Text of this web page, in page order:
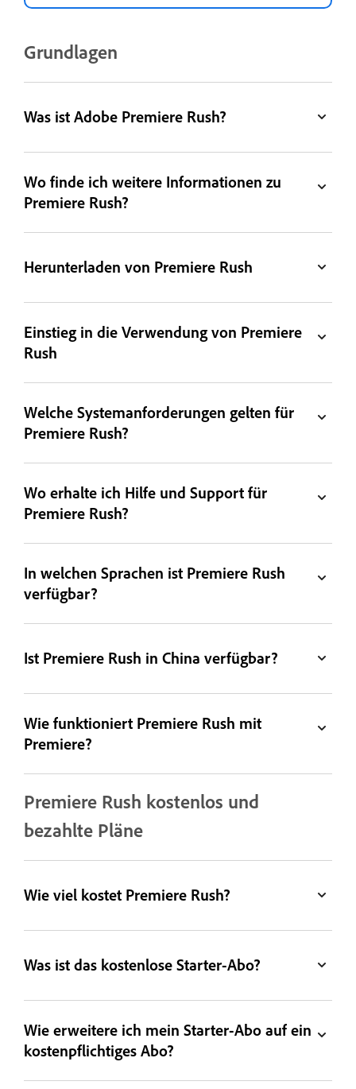
Grundlagen
Was ist Adobe Premiere Rush?
Wo finde ich weitere Informationen zu
Premiere Rush?
Herunterladen von Premiere Rush
Einstieg in die Verwendung von Premiere
Rush
Welche Systemanforderungen gelten für
Premiere Rush?
Wo erhalte ich Hilfe und Support für
Premiere Rush?
In welchen Sprachen ist Premiere Rush
verfügbar?
Ist Premiere Rush in China verfügbar?
Wie funktioniert Premiere Rush mit
Premiere?
Premiere Rush kostenlos und
bezahlte Pläne
Wie viel kostet Premiere Rush?
Was ist das kostenlose Starter-Abo?
Wie erweitere ich mein Starter-Abo auf ein
kostenpflichtiges Abo?